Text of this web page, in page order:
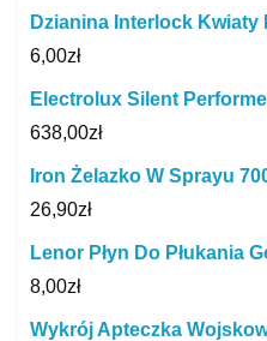
Dzianina Interlock Kwiaty
6,00zł
Electrolux Silent
638,00zł
Iron Żelazko W Sprayu
26,90zł
Lenor Płyn Do Płukania
8,00zł
Wykrój Apteczka